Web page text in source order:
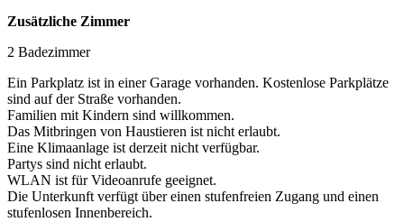
Zusätzliche Zimmer
2 Badezimmer
Ein Parkplatz ist in einer Garage vorhanden. Kostenlose Parkplätze
sind auf der Straße vorhanden.
Familien mit Kindern sind willkommen.
Das Mitbringen von Haustieren ist nicht erlaubt.
Eine Klimaanlage ist derzeit nicht verfügbar.
Partys sind nicht erlaubt.
WLAN ist für Videoanrufe geeignet.
Die Unterkunft verfügt über einen stufenfreien Zugang und einen
stufenlosen Innenbereich.